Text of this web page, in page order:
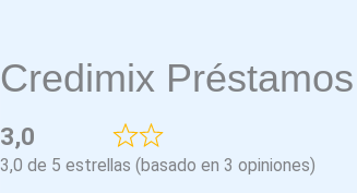
Credimix Préstamos
3,0
3,0 de 5 estrellas (basado en 3 opiniones)